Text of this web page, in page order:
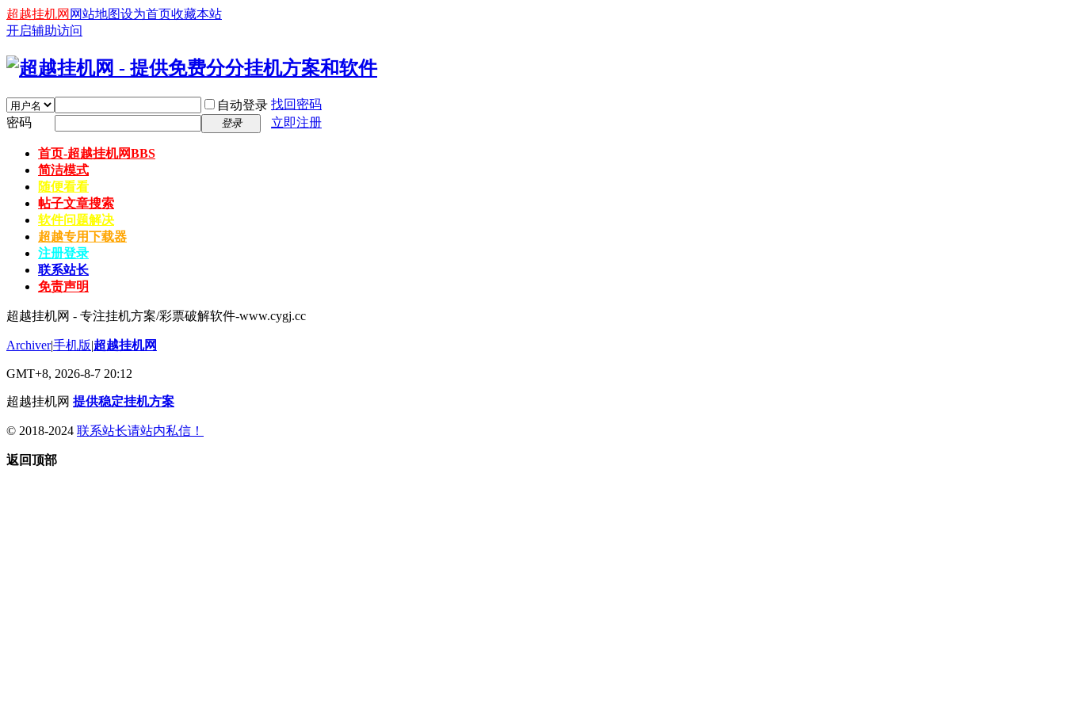
超越挂机网 网站地图设为首页收藏本站
开启辅助访问
自动登录 找回密码
密码
登录 立即注册
首页-超越挂机网BBS
简洁模式
随便看看
帖子文章搜索
软件问题解决
超越专用下载器
注册登录
联系站长
免责声明
超越挂机网 - 专注挂机方案/彩票破解软件-www.cygj.cc
Archiver|手机版|超越挂机网
GMT+8, 2026-8-7 20:12
超越挂机网 提供稳定挂机方案
© 2018-2024 联系站长请站内私信！
返回顶部